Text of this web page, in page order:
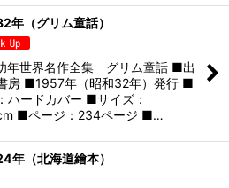
年（グリム童話）
年世界名作全集 グリム童話 ■出
房 ■1957年（昭和32年）発行 ■
ハードカバー ■サイズ：
■ページ：234ページ ■…
年（北海道繪本）